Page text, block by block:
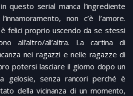
questo serial manca l’ingrediente
non c’è l’amore.
felici proprio uscendo da se stessi
all’altro/all’altra. La cartina di
nei ragazzi e nelle ragazze di
potersi lasciare il giorno dopo un
gelosie, senza rancori perché è
della vicinanza di un momento,